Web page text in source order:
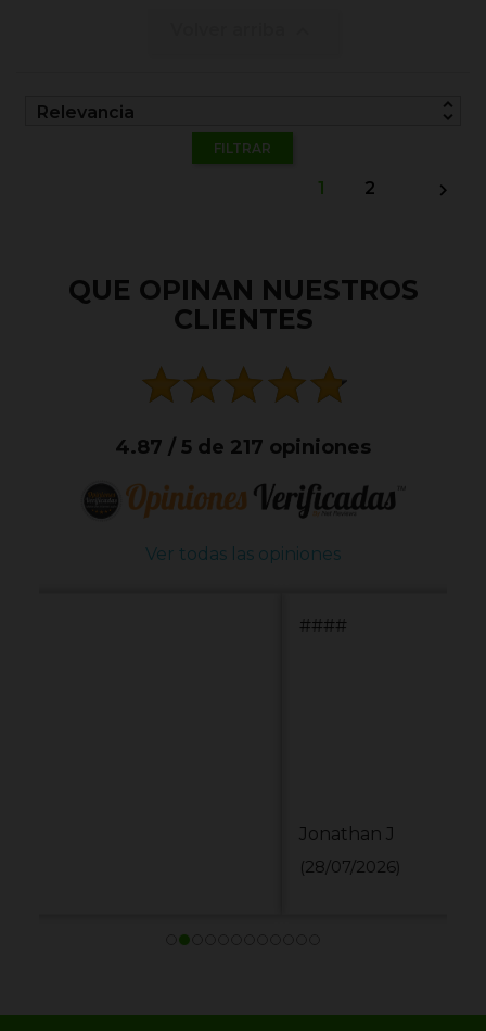
Relevancia unfold_more
FILTRAR
1 2 
QUE OPINAN NUESTROS
CLIENTES
4.87 / 5 de 217 opiniones
Ver todas las opiniones